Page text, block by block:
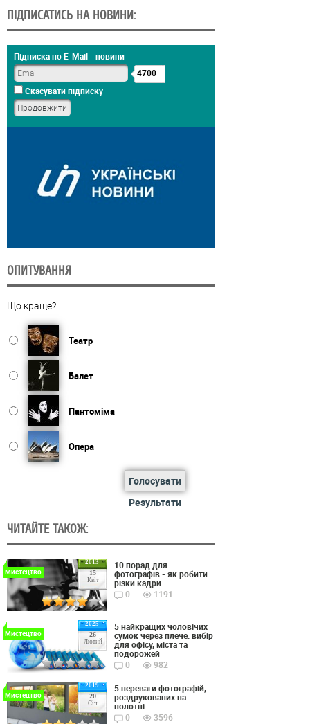
ПІДПИСАТИСЬ НА НОВИНИ:
Підписка по E-Mail - новини
4700
Скасувати підписку
ОПИТУВАННЯ
Що краще?
Театр
Балет
Пантоміма
Опера
Голосувати
Результати
ЧИТАЙТЕ ТАКОЖ:
2013
15
Квіт
Мистецтво
10 порад для
фотографів - як робити
різки кадри
0
1191
2025
26
Лютий
Мистецтво
5 найкращих чоловічих
сумок через плече: вибір
для офісу, міста та
подорожей
0
982
2019
20
Січ
Мистецтво
5 переваги фотографій,
роздрукованих на
полотні
0
3596